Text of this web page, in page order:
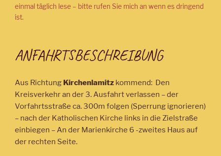
einmal täglich lese – bitte rufen Sie mich an wenn es dringend
ist.
ANFAHRTSBESCHREIBUNG
Aus Richtung Kirchenlamitz kommend: Den
Kreisverkehr an der 3. Ausfahrt verlassen – der
Vorfahrtsstraße ca. 300m folgen (Sperrung ignorieren)
– nach der Katholischen Kirche links in die Zielstraße
einbiegen – An der Marienkirche 6 -zweites Haus auf
der rechten Seite.